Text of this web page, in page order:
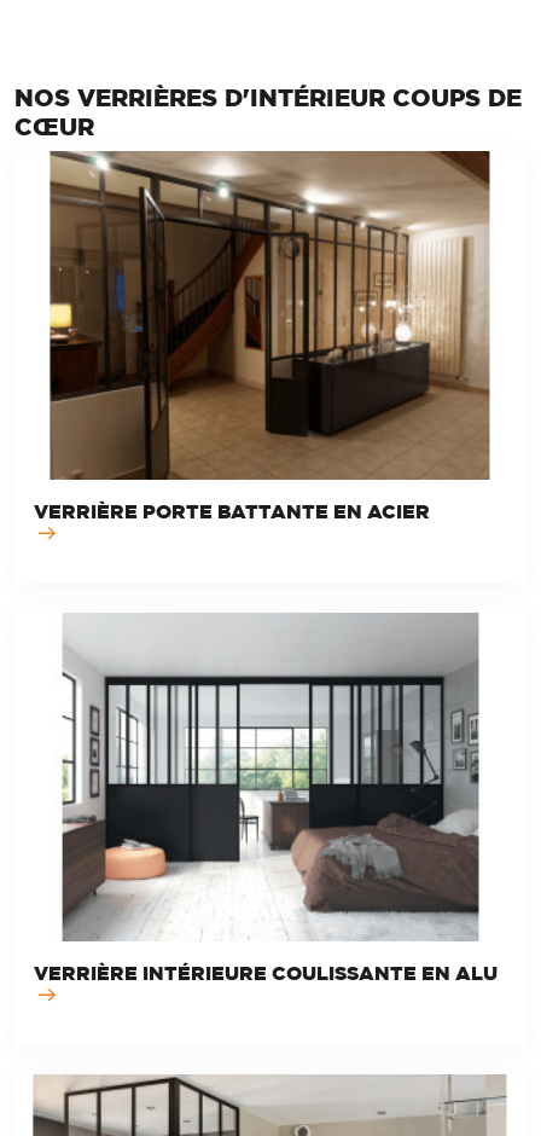
NOS VERRIÈRES D'INTÉRIEUR COUPS DE
CŒUR
VERRIÈRE PORTE BATTANTE EN ACIER
VERRIÈRE INTÉRIEURE COULISSANTE EN ALU